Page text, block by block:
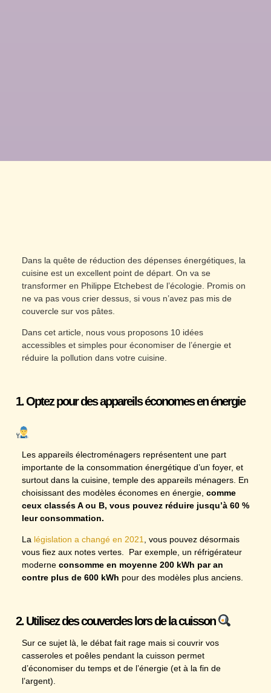
Dans la quête de réduction des dépenses énergétiques, la
cuisine est un excellent point de départ. On va se
transformer en Philippe Etchebest de l’écologie. Promis on
ne va pas vous crier dessus, si vous n’avez pas mis de
couvercle sur vos pâtes.
Dans cet article, nous vous proposons 10 idées
accessibles et simples pour économiser de l’énergie et
réduire la pollution dans votre cuisine.
1. Optez pour des appareils économes en énergie
Les appareils électroménagers représentent une part
importante de la consommation énergétique d’un foyer, et
surtout dans la cuisine, temple des appareils ménagers. En
choisissant des modèles économes en énergie, comme
ceux classés A ou B, vous pouvez réduire jusqu’à 60 %
leur consommation.
La législation a changé en 2021, vous pouvez désormais
vous fiez aux notes vertes. Par exemple, un réfrigérateur
moderne consomme en moyenne 200 kWh par an
contre plus de 600 kWh pour des modèles plus anciens.
2. Utilisez des couvercles lors de la cuisson
Sur ce sujet là, le débat fait rage mais si couvrir vos
casseroles et poêles pendant la cuisson permet
d’économiser du temps et de l’énergie (et à la fin de
l’argent).